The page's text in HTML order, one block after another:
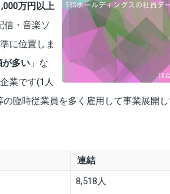
万円以上
信・音楽ソ
に位置しま
が多い 」な
業です(1人
臨時従業員を多く雇用して事業展開
連結
8,518人